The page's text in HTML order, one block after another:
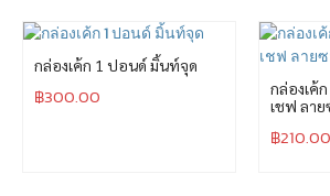
กล่องเค้ก 1 ปอนด์ มิ้นท์จุด
฿300.00
กล่องเค้
เชฟ ลาย
฿210.00